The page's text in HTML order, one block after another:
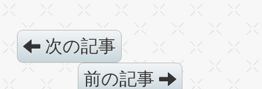
次の記事
前の記事